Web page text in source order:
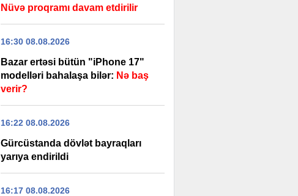
Nüvə proqramı davam etdirilir
16:30 08.08.2026
Bazar ertəsi bütün "iPhone 17"
modelləri bahalaşa bilər: Nə baş
verir?
16:22 08.08.2026
Gürcüstanda dövlət bayraqları
yarıya endirildi
16:17 08.08.2026